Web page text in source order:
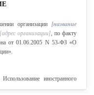
организации [название
[адрес организации], по факту
от 01.06.2005 N 53-ФЗ «О
иностранного